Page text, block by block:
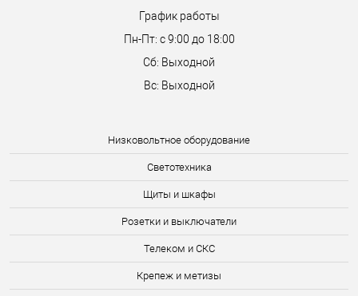
Низковольтное оборудование
Светотехника
Щиты и шкафы
Розетки и выключатели
Телеком и СКС
Крепеж и метизы
График работы
Пн-Пт: с 9:00 до 18:00
Сб: Выходной
Вс: Выходной